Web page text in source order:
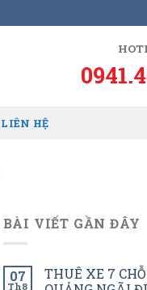
LIÊN HỆ
BÀI VIẾT GẦN ĐÂY
07
Th8
THUÊ XE 7 CHỖ